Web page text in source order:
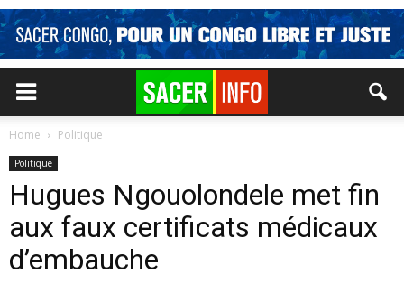
Home Politique
Politique
Hugues Ngouolondele met fin
aux faux certificats médicaux
d’embauche